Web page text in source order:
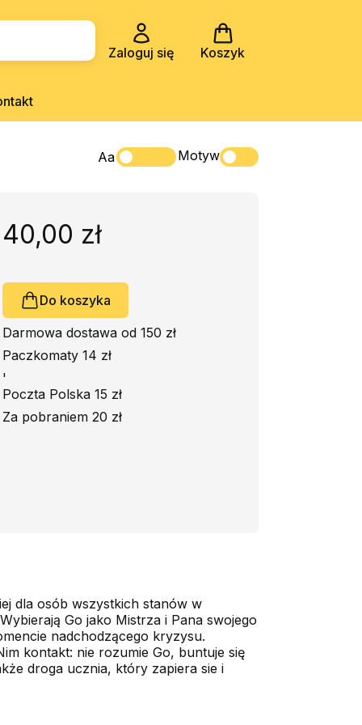
Zaloguj się Koszyk
Aa Motyw
40,00 zł
Do koszyka
Darmowa dostawa od 150 zł
Paczkomaty 14 zł
'
Poczta Polska 15 zł
Za pobraniem 20 zł
dla osób wszystkich stanów w
Go jako Mistrza i Pana swojego
nadchodzącego kryzysu.
kontakt: nie rozumie Go, buntuje się
droga ucznia, który zapiera sie i